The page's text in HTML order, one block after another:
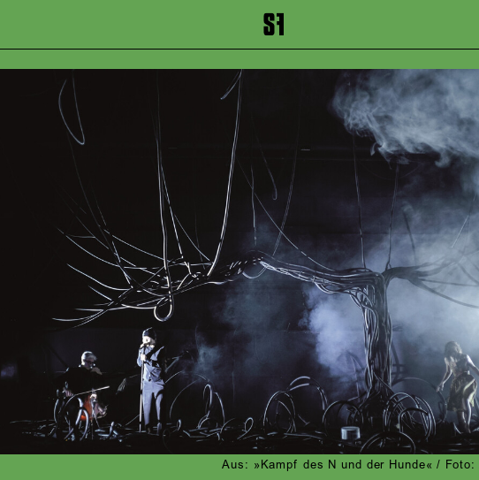
Zum Footer springen
Aus: »Kampf des N und der Hunde« /